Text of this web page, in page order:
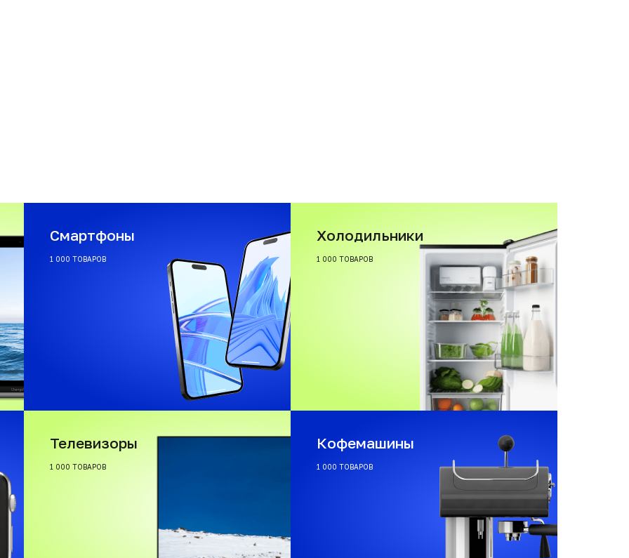
Смартфоны
1 000 ТОВАРОВ
Холодильники
1 000 ТОВАРОВ
Телевизоры
1 000 ТОВАРОВ
Кофемашины
1 000 ТОВАРОВ